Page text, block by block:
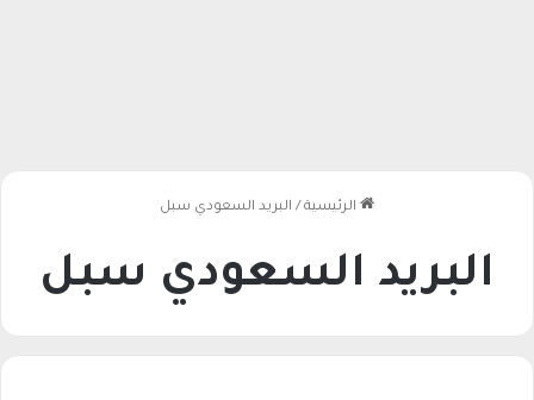
الرئيسية / البريد السعودي سبل
البريد السعودي سبل